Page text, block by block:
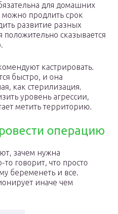
для домашних
продлить срок
развитие разных
положительно сказывается
кастрировать.
быстро, и она
как стерилизация.
уровень агрессии,
метить территорию.
операцию
зачем нужна
говорит, что просто
беременеть и все.
иначе чем